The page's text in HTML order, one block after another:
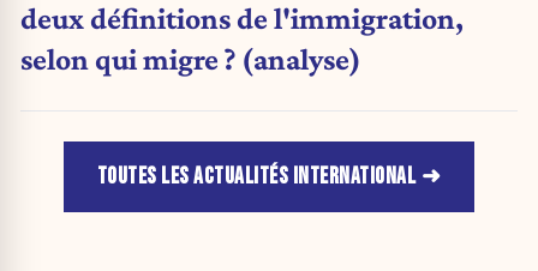
deux définitions de l'immigration,
selon qui migre ? (analyse)
TOUTES LES ACTUALITÉS INTERNATIONAL